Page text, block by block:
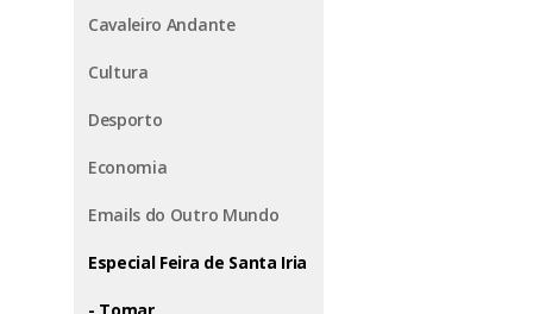
Cavaleiro Andante
Cultura
Desporto
Economia
Emails do Outro Mundo
Especial Feira de Santa Iria